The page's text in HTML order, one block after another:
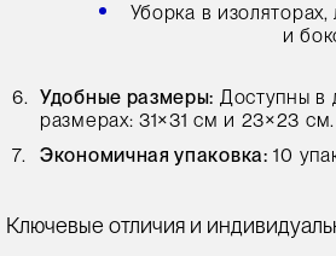
Уборка в
и
Удобные размеры: Доступны в
размерах: 31×31 см и 23×23 см.
Экономичная упаковка: 10
Ключевые отличия и